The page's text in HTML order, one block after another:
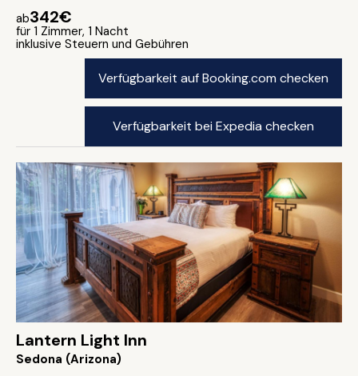
ab342€
für 1 Zimmer, 1 Nacht
inklusive Steuern und Gebühren
Verfügbarkeit auf Booking.com checken
Verfügbarkeit bei Expedia checken
Lantern Light Inn
Sedona (Arizona)